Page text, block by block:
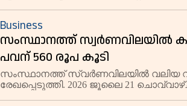
Business
സംസ്ഥാനത്ത് സ്വര്‍ണവിലയില്‍
പവന് 560 രൂപ കൂടി
സംസ്ഥാനത്ത് സ്വർണവിലയിൽ വലിയ
രേഖപ്പെടുത്തി. 2026 ജൂലൈ 21 ചൊവ്വാഴ്ച